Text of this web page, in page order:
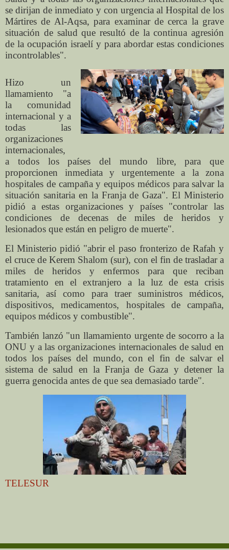
se dirijan de inmediato y con urgencia al Hospital de los
Mártires de Al-Aqsa, para examinar de cerca la grave
situación de salud que resultó de la continua agresión
de la ocupación israelí y para abordar estas condiciones
incontrolables".
Hizo un
llamamiento "a
la comunidad
internacional y a
todas las
organizaciones
internacionales,
a todos los países del mundo libre, para que
proporcionen inmediata y urgentemente a la zona
hospitales de campaña y equipos médicos para salvar la
situación sanitaria en la Franja de Gaza". El Ministerio
pidió a estas organizaciones y países "controlar las
condiciones de decenas de miles de heridos y
lesionados que están en peligro de muerte".
El Ministerio pidió "abrir el paso fronterizo de Rafah y
el cruce de Kerem Shalom (sur), con el fin de trasladar a
miles de heridos y enfermos para que reciban
tratamiento en el extranjero a la luz de esta crisis
sanitaria, así como para traer suministros médicos,
dispositivos, medicamentos, hospitales de campaña,
equipos médicos y combustible".
También lanzó "un llamamiento urgente de socorro a la
ONU y a las organizaciones internacionales de salud en
todos los países del mundo, con el fin de salvar el
sistema de salud en la Franja de Gaza y detener la
guerra genocida antes de que sea demasiado tarde".
TELESUR